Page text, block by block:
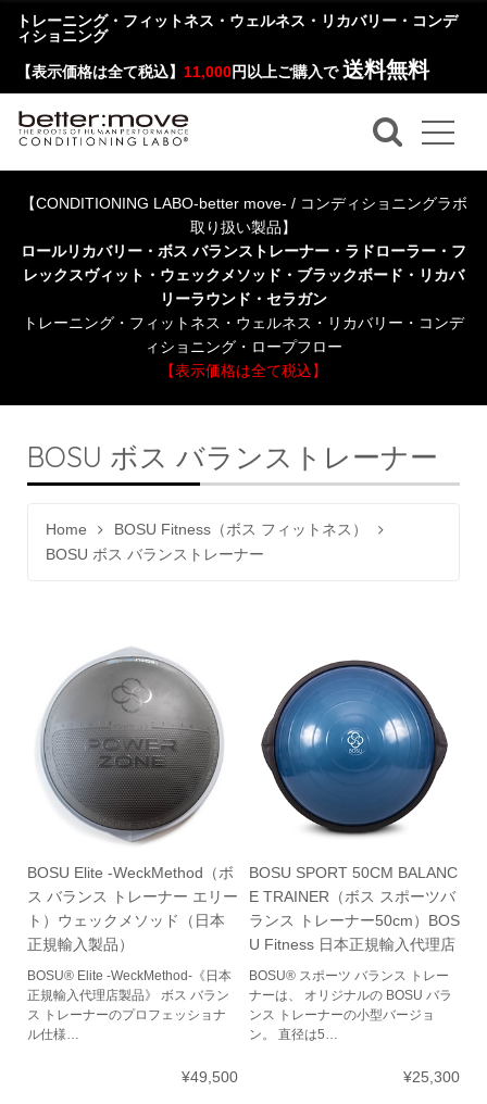
トレーニング・フィットネス・ウェルネス・リカバリー・コンデ
ィショニング
【表示価格は全て税込】 11,000円以上ご購入で 送料無料
【CONDITIONING LABO-better move- / コンディショニングラボ
取り扱い製品】
ロールリカバリー・ボス バランストレーナー・ラドローラー・フ
レックスヴィット・ウェックメソッド・ブラックボード・リカバ
リーラウンド・セラガン
トレーニング・フィットネス・ウェルネス・リカバリー・コンデ
ィショニング・ロープフロー
【表示価格は全て税込】
BOSU ボス バランストレーナー
Home
BOSU Fitness（ボス フィットネス）
BOSU ボス バランストレーナー
BOSU Elite -WeckMethod（ボ
ス バランス トレーナー エリー
ト）ウェックメソッド（日本
正規輸入製品）
BOSU® Elite -WeckMethod-《日本
正規輸入代理店製品》 ボス バラン
ス トレーナーのプロフェッショナ
ル仕様…
¥49,500
BOSU SPORT 50CM BALANC
E TRAINER（ボス スポーツバ
ランス トレーナー50cm）BOS
U Fitness 日本正規輸入代理店
BOSU® スポーツ バランス トレー
ナーは、 オリジナルの BOSU バラ
ンス トレーナーの小型バージョ
ン。 直径は5…
¥25,300